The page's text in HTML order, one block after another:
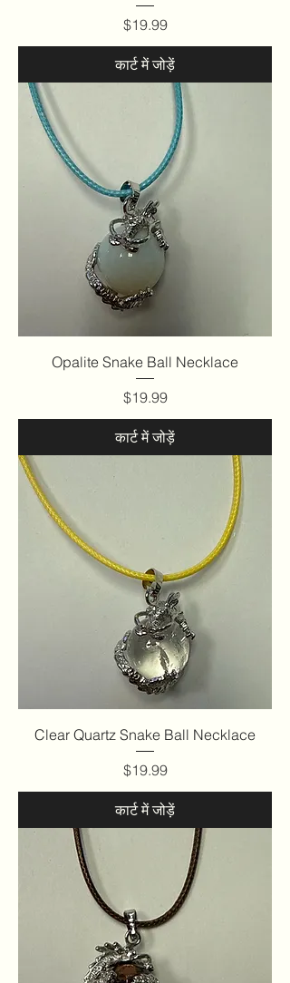
मूल्य
$19.99
कार्ट में जोड़ें
Opalite Snake Ball Necklace
मूल्य
$19.99
कार्ट में जोड़ें
Clear Quartz Snake Ball Necklace
मूल्य
$19.99
कार्ट में जोड़ें